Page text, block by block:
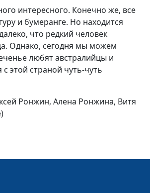
Калягин, Алёна Ронжина
Надя Малышева, Витя
Калягин, Алёна Ронжина
Витя Калягин, Алёна
Ронжина, Настя Чувилина
Алексей Ронжин, Витя
#18
интересного. Конечно же, все
и бумеранге. Но находится
что редкий человек
Однако, сегодня мы можем
любят австралийцы и
этой страной чуть-чуть
Ронжин, Алена Ронжина, Витя